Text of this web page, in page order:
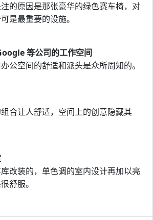
的原因是那张豪华的绿色赛车椅，对
是最重要的设施。
等公司的工作空间
公空间的舒适和派头是众所周知的。
合让人舒适，空间上的创意隐藏其
改装的，单色调的室内设计再加以亮
舒服。